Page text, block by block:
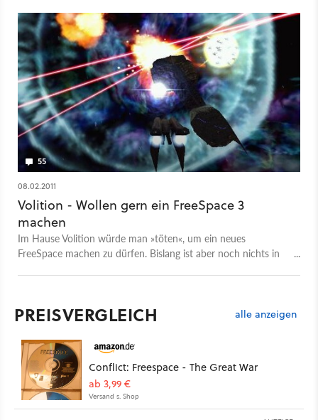
55
08.02.2011
Volition - Wollen gern ein FreeSpace 3
machen
Im Hause Volition würde man »töten«, um ein neues
FreeSpace machen zu dürfen. Bislang ist aber noch nichts in
PREISVERGLEICH alle anzeigen
Conflict: Freespace - The Great War
ab 3,99 €
Versand s. Shop